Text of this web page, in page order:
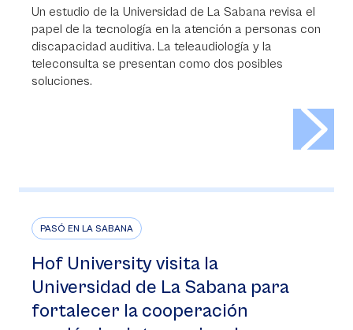
Un estudio de la Universidad de La Sabana revisa el
papel de la tecnología en la atención a personas con
discapacidad auditiva. La teleaudiología y la
teleconsulta se presentan como dos posibles
soluciones.
PASÓ EN LA SABANA
Hof University visita la
Universidad de La Sabana para
fortalecer la cooperación